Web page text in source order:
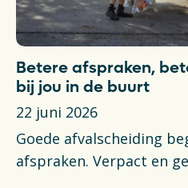
Betere afspraken,
bij jou in de buurt
22 juni 2026
Goede afvalscheiding
afspraken. Verpact en